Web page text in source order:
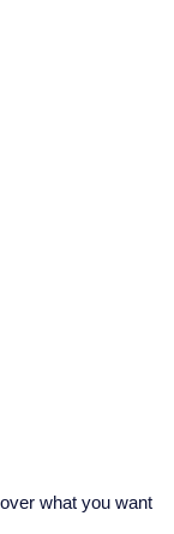
what you want